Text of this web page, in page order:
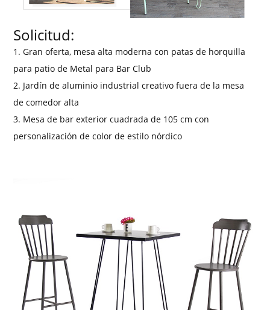
Solicitud:
1. Gran oferta, mesa alta moderna con patas de horquilla
para patio de Metal para Bar Club
2. Jardín de aluminio industrial creativo fuera de la mesa
de comedor alta
3. Mesa de bar exterior cuadrada de 105 cm con
personalización de color de estilo nórdico